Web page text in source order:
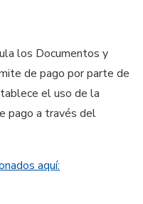
los Documentos y
de pago por parte de
el uso de la
pago a través del
aquí: